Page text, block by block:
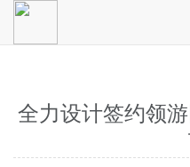
全力设计签约领